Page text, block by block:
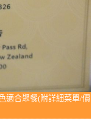
適合聚餐(附詳細菜單/價